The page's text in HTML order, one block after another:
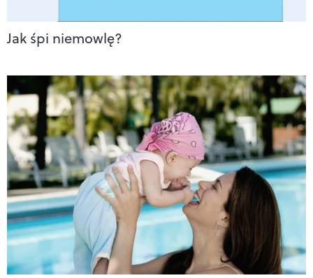
Jak śpi niemowlę?